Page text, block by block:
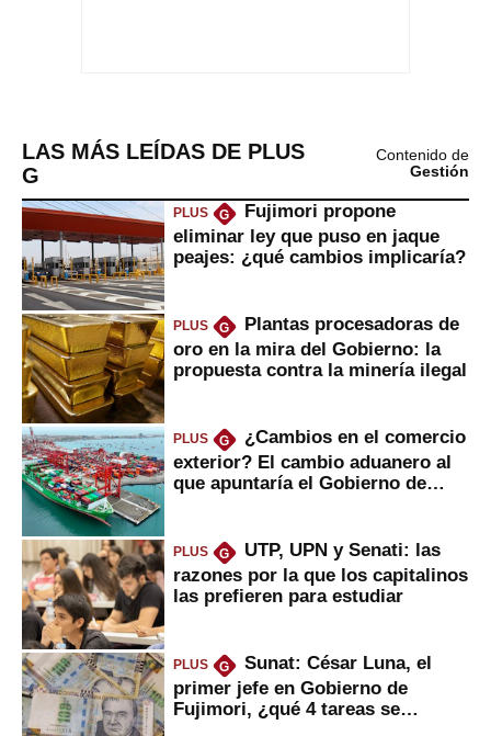
LAS MÁS LEÍDAS DE PLUS
G
Contenido de
Gestión
PLUS G
Fujimori propone
eliminar ley que puso en jaque
peajes: ¿qué cambios implicaría?
PLUS G
Plantas procesadoras de
oro en la mira del Gobierno: la
propuesta contra la minería ilegal
PLUS G
¿Cambios en el comercio
exterior? El cambio aduanero al
que apuntaría el Gobierno de
PLUS G
UTP, UPN y Senati: las
razones por la que los capitalinos
las prefieren para estudiar
PLUS G
Sunat: César Luna, el
primer jefe en Gobierno de
Fujimori, ¿qué 4 tareas se